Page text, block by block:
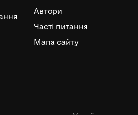
Автори
Часті питання
Мапа сайту